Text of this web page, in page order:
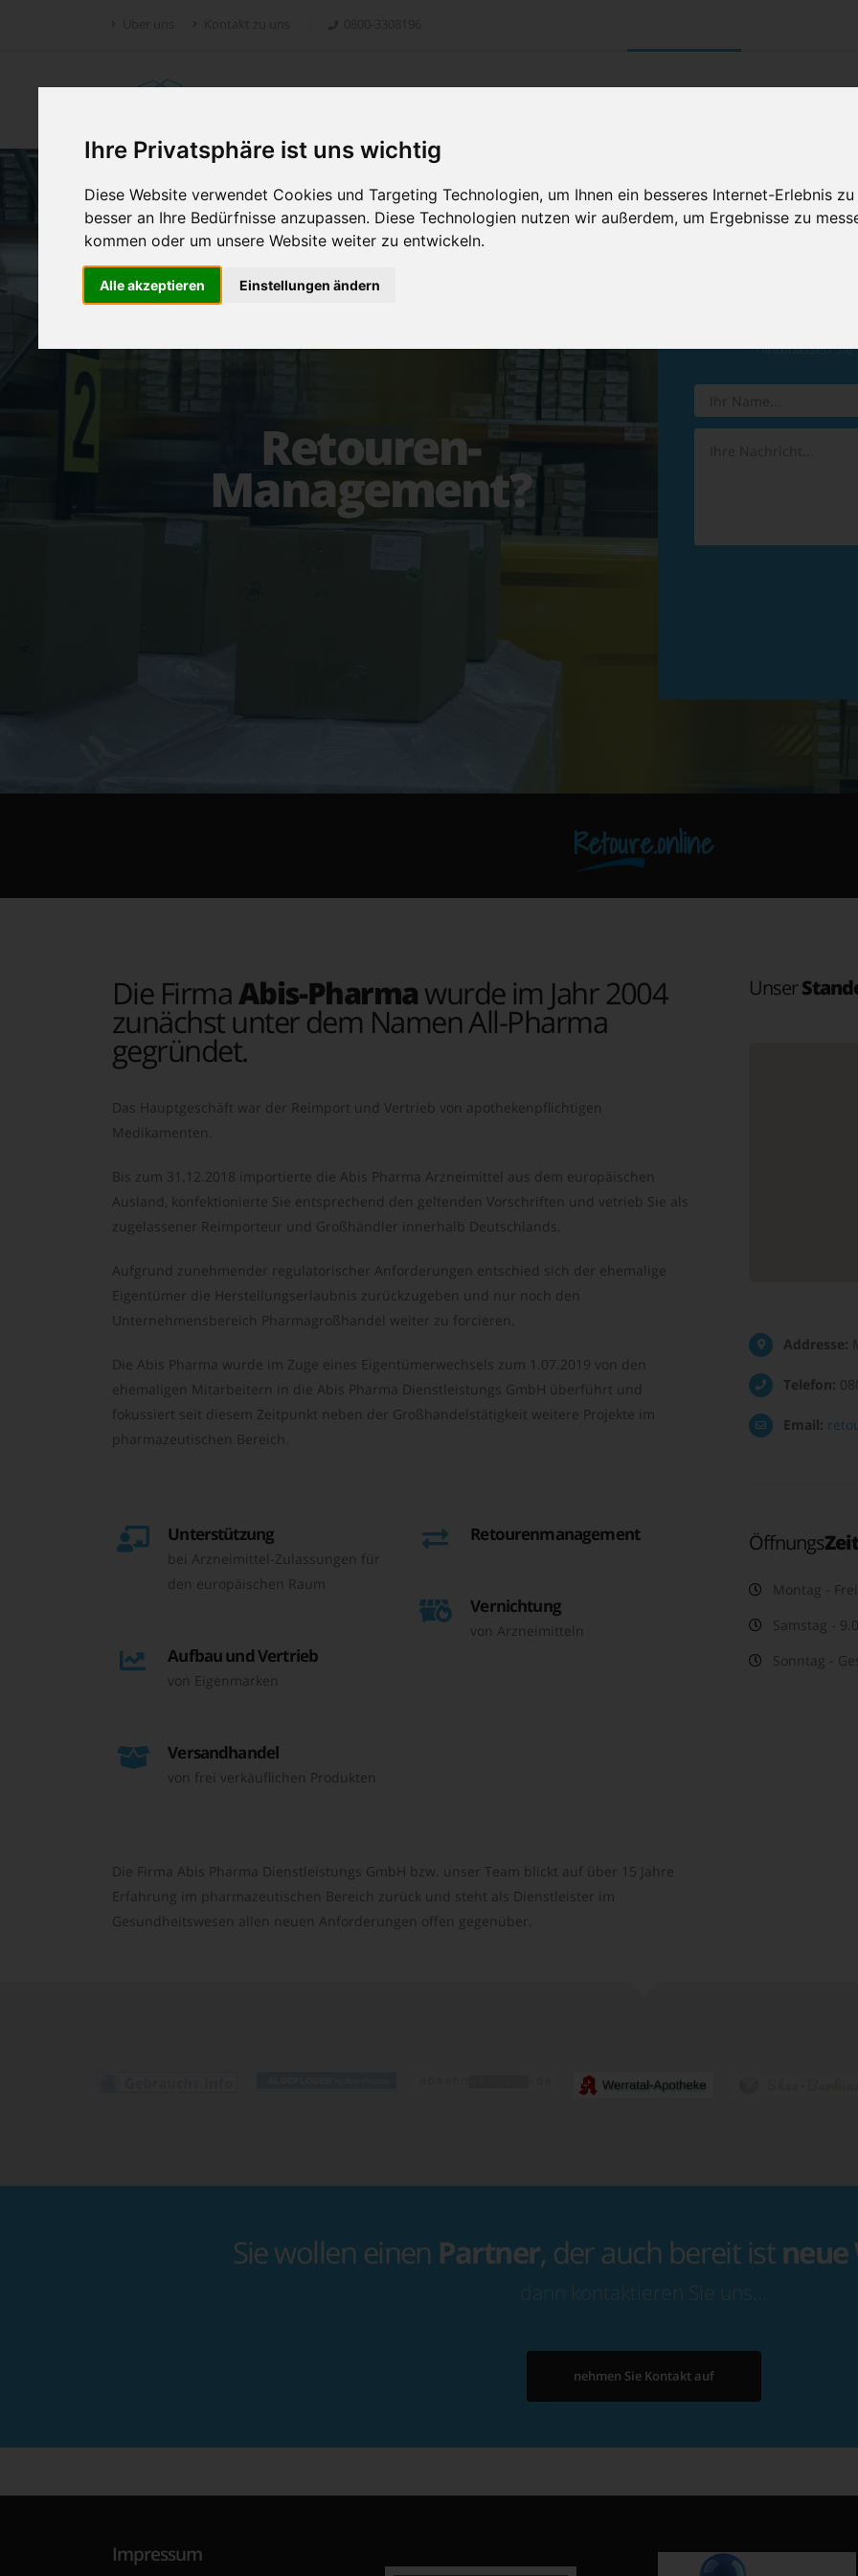
Ihre Privatsphäre ist uns wichtig
Diese Website verwendet Cookies und Targeting Technologien, um Ihnen ein besseres Internet-Erlebnis
besser an Ihre Bedürfnisse anzupassen. Diese Technologien nutzen wir außerdem, um Ergebnisse zu
kommen oder um unsere Website weiter zu entwickeln.
Alle akzeptieren Einstellungen ändern
Retoure.online
Retouren-
Management?
Hinterlassen
Retoure.online
Die FirmaAbis-Pharmawurde im Jahr 2004
zunächst unter dem Namen All-Pharma
gegründet.
Das Hauptgeschäft war der Reimport und Vertrieb von apothekenpflichtigen
Medikamenten.
Bis zum 31.12.2018 importierte die Abis Pharma Arzneimittel aus dem europäischen
Ausland, konfektionierte Sie entsprechend den geltenden Vorschriften und vetrieb Sie als
zugelassener Reimporteur und Großhändler innerhalb Deutschlands.
Aufgrund zunehmender regulatorischer Anforderungen entschied sich der ehemalige
Eigentümer die Herstellungserlaubnis zurückzugeben und nur noch den
Unternehmensbereich Pharmagroßhandel weiter zu forcieren.
Die Abis Pharma wurde im Zuge eines Eigentümerwechsels zum 1.07.2019 von den
ehemaligen Mitarbeitern in die Abis Pharma Dienstleistungs GmbH überführt und
fokussiert seit diesem Zeitpunkt neben der Großhandelstätigkeit weitere Projekte im
pharmazeutischen Bereich.
Unterstützung
bei Arzneimittel-Zulassungen für
den europäischen Raum
Aufbau und Vertrieb
von Eigenmarken
Versandhandel
von frei verkäuflichen Produkten
Retourenmanagement
Vernichtung
von Arzneimitteln
Die Firma Abis Pharma Dienstleistungs GmbH bzw. unser Team blickt auf über 15 Jahre
Erfahrung im pharmazeutischen Bereich zurück und steht als Dienstleister im
Gesundheitswesen allen neuen Anforderungen offen gegenüber.
Unser
Addresse:
Telefon:
Email:
Öffnungs
Montag -
Samstag -
Sonntag -
Sie wollen einen Partner, der auch bereit ist neue
dann kontaktieren Sie uns…
nehmen Sie Kontakt auf
Impressum